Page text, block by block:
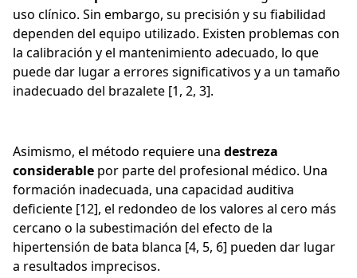
uso clínico. Sin embargo, su precisión y su fiabilidad
dependen del equipo utilizado. Existen problemas con
la calibración y el mantenimiento adecuado, lo que
puede dar lugar a errores significativos y a un tamaño
inadecuado del brazalete [1, 2, 3].
Asimismo, el método requiere una destreza
considerable por parte del profesional médico. Una
formación inadecuada, una capacidad auditiva
deficiente [12], el redondeo de los valores al cero más
cercano o la subestimación del efecto de la
hipertensión de bata blanca [4, 5, 6] pueden dar lugar
a resultados imprecisos.